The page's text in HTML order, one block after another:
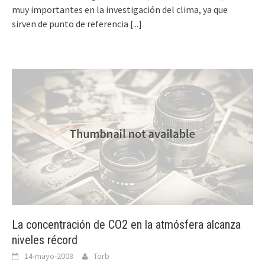
muy importantes en la investigación del clima, ya que
sirven de punto de referencia [...]
La concentración de CO2 en la atmósfera alcanza
niveles récord
14-mayo-2008 Torb